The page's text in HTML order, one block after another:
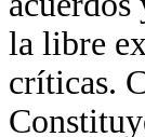
la libre
críticas.